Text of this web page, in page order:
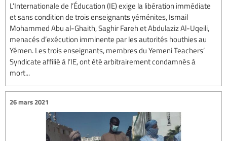
L’Internationale de l’Éducation (IE) exige la libération immédiate
et sans condition de trois enseignants yéménites, Ismail
Mohammed Abu al-Ghaith, Saghir Fareh et Abdulaziz Al-Uqeili,
menacés d’exécution imminente par les autorités houthies au
Yémen. Les trois enseignants, membres du Yemeni Teachers’
Syndicate affilié à l’IE, ont été arbitrairement condamnés à
mort...
26 mars 2021